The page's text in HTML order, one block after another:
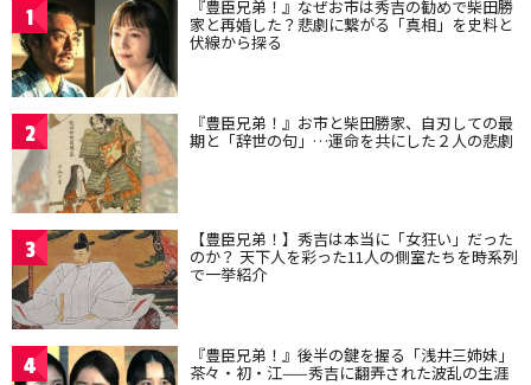
1 『豊臣兄弟！』なぜお市は秀吉の勧めで柴田勝
家と再婚した？悲劇に繋がる「真相」を史料と
伏線から探る
2 『豊臣兄弟！』お市と柴田勝家、自刃しての最
期と「辞世の句」…運命を共にした２人の悲劇
3 【豊臣兄弟！】秀吉は本当に「女狂い」だった
のか？ 天下人を彩った11人の側室たちを時系列
で一挙紹介
4 『豊臣兄弟！』後半の鍵を握る「浅井三姉妹」
茶々・初・江——秀吉に翻弄された波乱の生涯